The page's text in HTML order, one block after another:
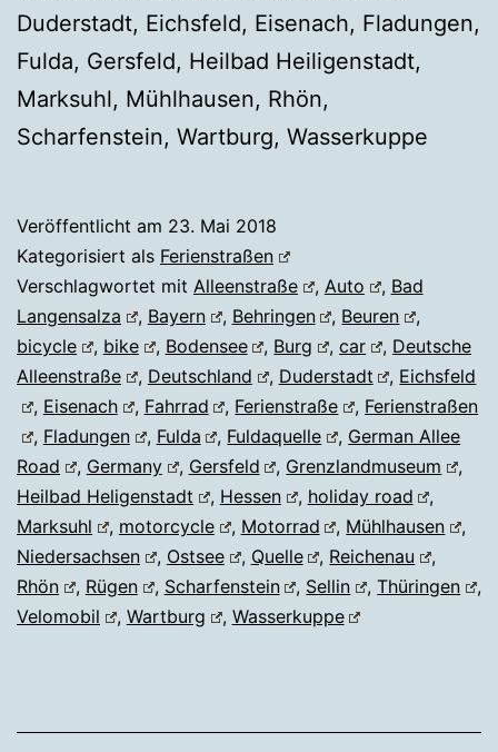
Duderstadt, Eichsfeld, Eisenach, Fladungen,
Fulda, Gersfeld, Heilbad Heiligenstadt,
Marksuhl, Mühlhausen, Rhön,
Scharfenstein, Wartburg, Wasserkuppe
Veröffentlicht am 23. Mai 2018
Kategorisiert als Ferienstraßen
Verschlagwortet mit Alleenstraße , Auto , Bad
Langensalza
, Bayern , Behringen , Beuren
,
bicycle
, bike , Bodensee , Burg ,car , Deutsche
Alleenstraße
, Deutschland , Duderstadt , Eichsfeld
, Eisenach , Fahrrad , Ferienstraße , Ferienstraßen
, Fladungen , Fulda , Fuldaquelle , German Allee
Road
, Germany , Gersfeld , Grenzlandmuseum
,
Heilbad Heligenstadt
, Hessen , holiday road
,
Marksuhl
, motorcycle , Motorrad , Mühlhausen
,
Niedersachsen
, Ostsee , Quelle , Reichenau
,
Rhön
, Rügen , Scharfenstein , Sellin ,Thüringen
,
Velomobil
, Wartburg , Wasserkuppe